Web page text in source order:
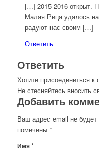
[…] 2015-2016 открыт.
Малая Рица удалось
радуют нас своим […]
Ответить
Ответить
Хотите присоединиться
Не стесняйтесь вносить
Добавить
Ваш адрес email не будет
помечены *
Имя*